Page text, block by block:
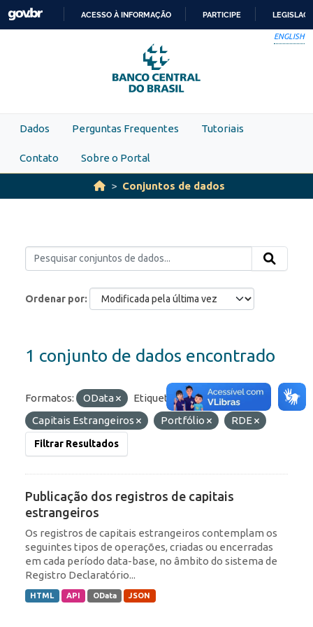
Skip to main content
PARA
O
CONTEÚDO
ACESSO À INFORMAÇÃO PARTICIPE
ENGLISH
Dados Perguntas Frequentes Tutoriais
Contato Sobre o Portal
Conjuntos de dados
Ordenar por
1 conjunto de dados encontrado
Formatos: OData Etiquetas:
ROF
Capitais Estrangeiros
Portfólio RDE
Filtrar Resultados
Publicação dos registros de capitais
estrangeiros
Os registros de capitais estrangeiros contemplam os
seguintes tipos de operações, criadas ou encerradas
em cada período data-base, no âmbito do sistema de
Registro Declaratório...
HTML API OData JSON